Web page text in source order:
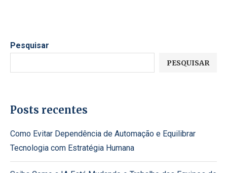
Pesquisar
PESQUISAR
Posts recentes
Como Evitar Dependência de Automação e Equilibrar
Tecnologia com Estratégia Humana